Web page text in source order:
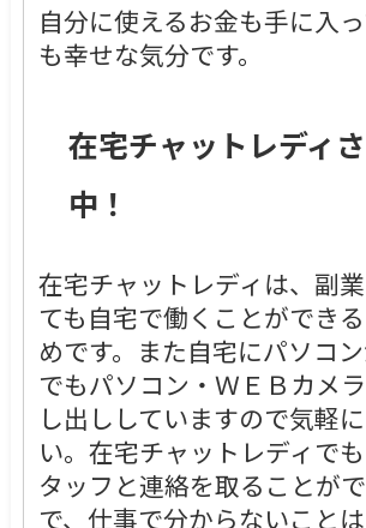
自分に使えるお金も手に入
も幸せな気分です。
在宅チャットレディ
中！
在宅チャットレディは、副
ても自宅で働くことができ
めです。また自宅にパソコ
でもパソコン・ＷＥＢカメ
し出ししていますので気軽
い。在宅チャットレディで
タッフと連絡を取ることが
で、仕事で分からないこと